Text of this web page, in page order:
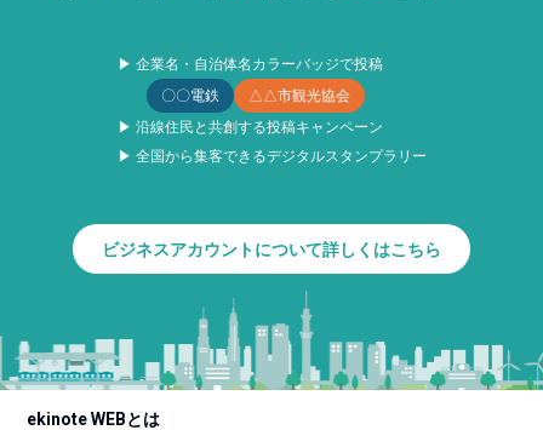
▶ 企業名・自治体名カラーバッジで投稿
〇〇電鉄
△△市観光協会
▶ 沿線住民と共創する投稿キャンペーン
▶ 全国から集客できるデジタルスタンプラリー
ビジネスアカウントについて詳しくはこちら
ekinote WEBとは